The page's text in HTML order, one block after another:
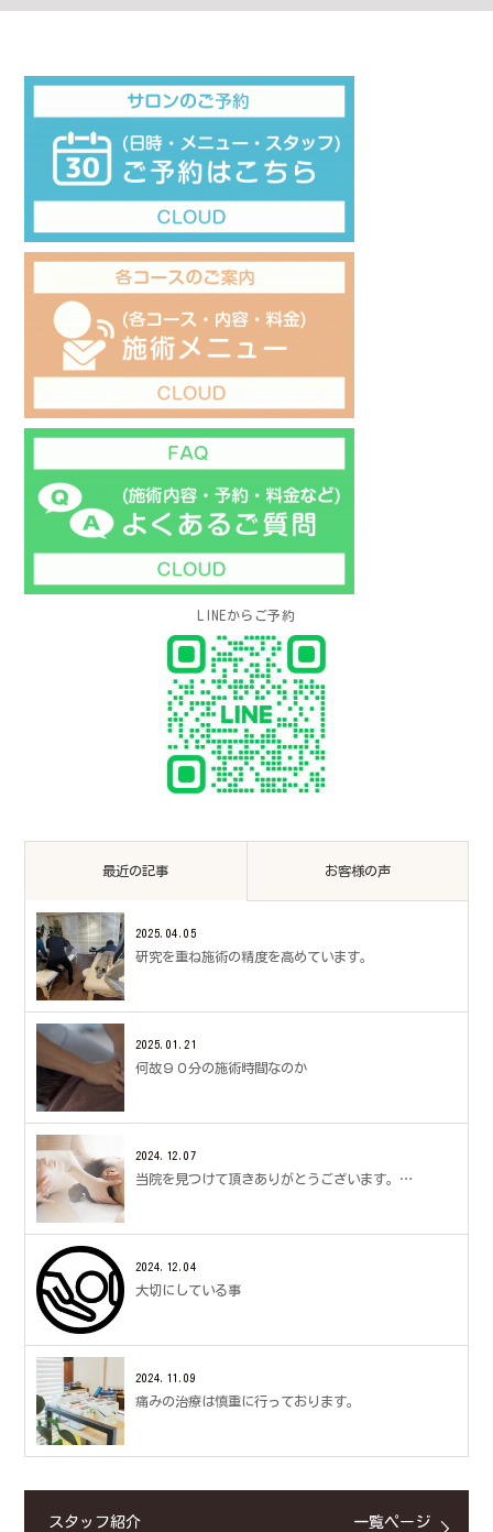
LINEからご予約
最近の記事 お客様の声
2025.04.05
研究を重ね施術の精度を高めています。
2025.01.21
何故９０分の施術時間なのか
2024.12.07
当院を見つけて頂きありがとうございます。…
2024.12.04
大切にしている事
2024.11.09
痛みの治療は慎重に行っております。
スタッフ紹介 一覧ページ